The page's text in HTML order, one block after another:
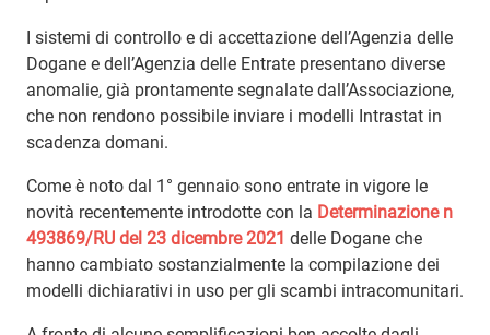
I sistemi di controllo e di accettazione dell’Agenzia delle
Dogane e dell’Agenzia delle Entrate presentano diverse
anomalie, già prontamente segnalate dall’Associazione,
che non rendono possibile inviare i modelli Intrastat in
scadenza domani.
Come è noto dal 1° gennaio sono entrate in vigore le
novità recentemente introdotte con la Determinazione n
493869/RU del 23 dicembre 2021 delle Dogane che
hanno cambiato sostanzialmente la compilazione dei
modelli dichiarativi in uso per gli scambi intracomunitari.